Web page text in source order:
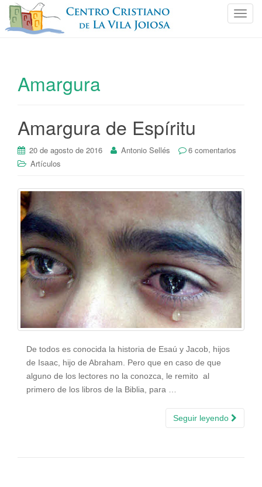
C
c
i
ó
n
Amargura
Amargura de Espíritu
20 de agosto de 2016 Antonio Sellés
6 comentarios
Artículos
De todos es conocida la historia de Esaú y Jacob, hijos
de Isaac, hijo de Abraham. Pero que en caso de que
alguno de los lectores no la conozca, le remito al
primero de los libros de la Biblia, para …
Seguir leyendo